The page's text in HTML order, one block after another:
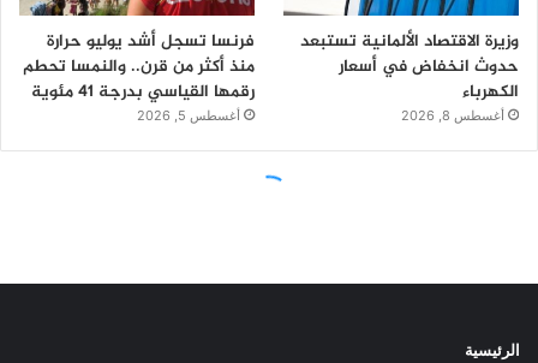
الرئيسية